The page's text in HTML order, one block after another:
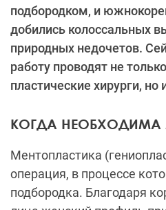
подбородком, и
добились колоссальных
природных недочетов.
работу проводят не
пластические хирурги, но
КОГДА НЕОБХОДИМА
Ментопластика
операция, в процессе
подбородка. Благодаря